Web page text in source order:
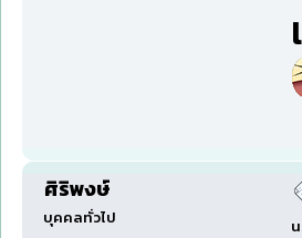
ศิริพงษ์
บุคคลทั่วไป